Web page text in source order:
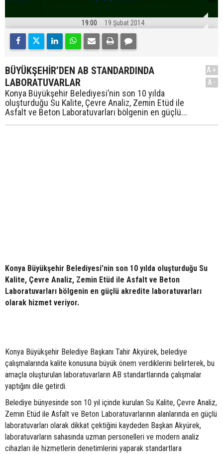
19:00 19 Şubat 2014
BÜYÜKŞEHİR’DEN AB STANDARDINDA
LABORATUVARLAR
Konya Büyükşehir Belediyesi’nin son 10 yılda
oluşturduğu Su Kalite, Çevre Analiz, Zemin Etüd ile
Asfalt ve Beton Laboratuvarları bölgenin en güçlü...
A+
A-
Konya Büyükşehir Belediyesi’nin son 10 yılda oluşturduğu Su
Kalite, Çevre Analiz, Zemin Etüd ile Asfalt ve Beton
Laboratuvarları bölgenin en güçlü akredite laboratuvarları
olarak hizmet veriyor.
Konya Büyükşehir Belediye Başkanı Tahir Akyürek, belediye
çalışmalarında kalite konusuna büyük önem verdiklerini belirterek, bu
amaçla oluşturulan laboratuvarların AB standartlarında çalışmalar
yaptığını dile getirdi.
Belediye bünyesinde son 10 yıl içinde kurulan Su Kalite, Çevre Analiz,
Zemin Etüd ile Asfalt ve Beton Laboratuvarlarının alanlarında en güçlü
laboratuvarları olarak dikkat çektiğini kaydeden Başkan Akyürek,
laboratuvarların sahasında uzman personelleri ve modern analiz
cihazları ile hizmetlerin denetimlerini yaparak standartlara